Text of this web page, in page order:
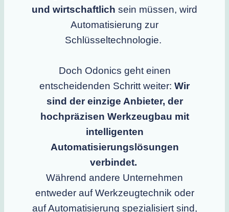
und wirtschaftlich sein müssen, wird
Automatisierung zur
Schlüsseltechnologie.
Doch Odonics geht einen
entscheidenden Schritt weiter: Wir
sind der einzige Anbieter, der
hochpräzisen Werkzeugbau mit
intelligenten
Automatisierungslösungen
verbindet.
Während andere Unternehmen
entweder auf Werkzeugtechnik oder
auf Automatisierung spezialisiert sind,